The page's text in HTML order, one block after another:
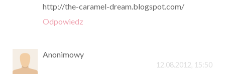
http://the-caramel-dream.blogspot.com/
Odpowiedz
Anonimowy
12.08.2012, 15:50